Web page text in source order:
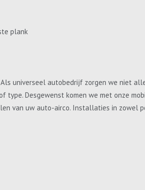
plank
universeel autobedrijf zorgen we niet
Desgewenst komen we met onze
van uw auto-airco. Installaties in zowel